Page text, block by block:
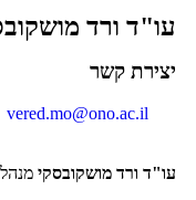
עו"ד ורד
יצירת קשר
vered.mo@ono.ac.il
עו"ד ורד מושקובסקי